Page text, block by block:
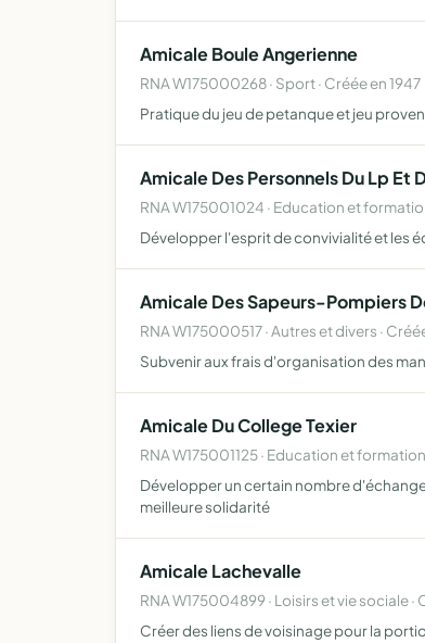
Amicale Boule Angerienne
RNA W175000268 · Sport · Créée en 1947
Pratique du jeu de petanque et jeu
Amicale Des Personnels Du Lp Et
RNA W175001024 · Education et
Développer l'esprit de convivialité et les
Amicale Des Sapeurs-Pompiers
RNA W175000517 · Autres et divers ·
Subvenir aux frais d'organisation des
Amicale Du College Texier
RNA W175001125 · Education et
Développer un certain nombre
meilleure solidarité
Amicale Lachevalle
RNA W175004899 · Loisirs et vie sociale ·
Créer des liens de voisinage pour la